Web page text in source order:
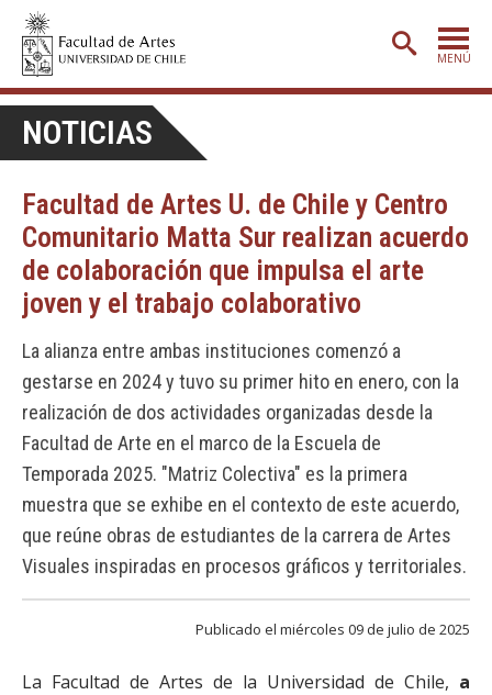
MENÚ
ADMISIÓN
ETAPA BÁSICA
CARRERAS
POSTGRADO
CREACIÓN E INVESTIGACIÓN
BIBLIOTECA
FACULTAD
Estudiantes
Académicas/os
Funcionarias/os
Egresadas/os
NOTICIAS
Facultad de Artes U. de Chile y Centro
Comunitario Matta Sur realizan acuerdo
de colaboración que impulsa el arte
joven y el trabajo colaborativo
La alianza entre ambas instituciones comenzó a
gestarse en 2024 y tuvo su primer hito en enero, con la
realización de dos actividades organizadas desde la
Facultad de Arte en el marco de la Escuela de
Temporada 2025. "Matriz Colectiva" es la primera
muestra que se exhibe en el contexto de este acuerdo,
que reúne obras de estudiantes de la carrera de Artes
Visuales inspiradas en procesos gráficos y territoriales.
Publicado el miércoles 09 de julio de 2025
La Facultad de Artes de la Universidad de Chile, a